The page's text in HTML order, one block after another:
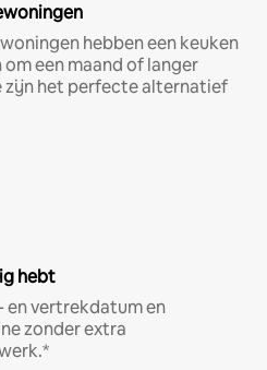
hebben een keuken
een maand of langer
zijn het perfecte alternatief
hebt
en vertrekdatum en
zonder extra